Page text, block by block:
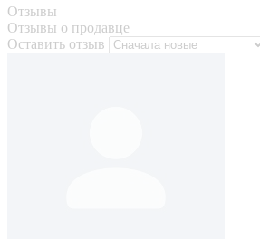
Отзывы
Отзывы о продавце
Оставить отзыв